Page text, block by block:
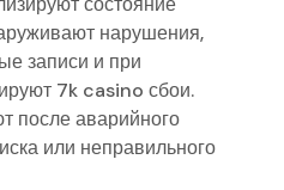
нарушения,
записи и при
7k casino сбои.
после аварийного
или неправильного